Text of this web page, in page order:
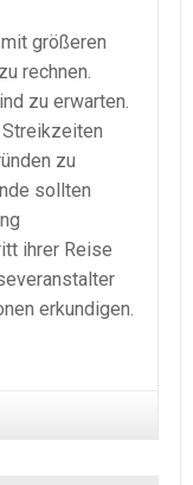
größeren
rechnen.
zu erwarten.
zu
sollten
ihrer Reise
erkundigen.